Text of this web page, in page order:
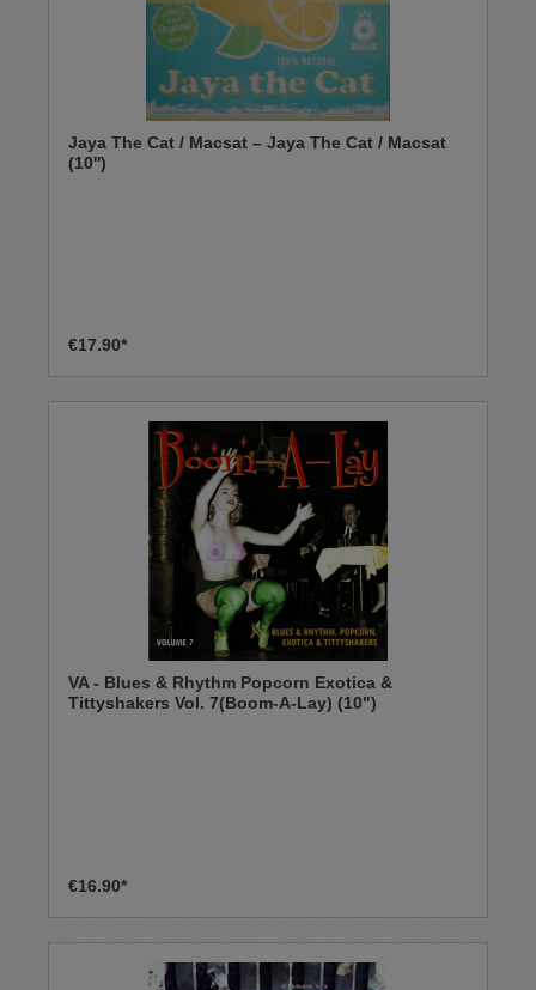
Jaya The Cat / Macsat – Jaya The Cat / Macsat
(10'')
€17.90*
VA - Blues & Rhythm Popcorn Exotica &
Tittyshakers Vol. 7(Boom-A-Lay) (10")
€16.90*